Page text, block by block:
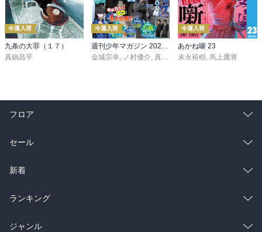
今週入荷
九条の大罪（１７）
真鍋昌平
今週入荷
週刊少年マガジン 2026年36・37号[2026年8月5日発売]
金城宗幸, ノ村優介, 真島ヒロ ,宮島礼吏,新川直司
今週入荷
あかね噺 23
末永裕樹, 馬上鷹将
フロア
総合
ラノベ
雑誌・グラビア
BL・TL
セール
総合
ラノベ
雑誌・グラビア
新着
総合
ラノベ
ランキング
総合
ジャンル